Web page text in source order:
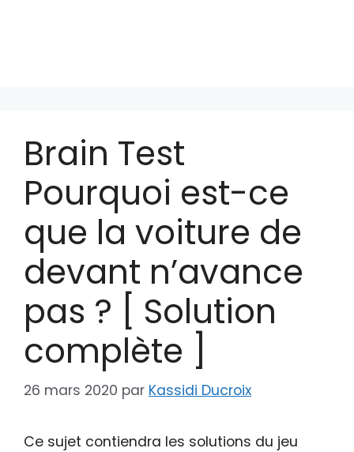
Brain Test
Pourquoi est-ce
que la voiture de
devant n’avance
pas ? [ Solution
complète ]
26 mars 2020 par Kassidi Ducroix
Ce sujet contiendra les solutions du jeu